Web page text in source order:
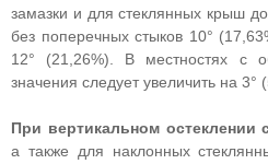
замазки и для стеклянных крыш
без поперечных стыков 10°
12° (21,26%). В местностях с
значения следует увеличить на 3°
При вертикальном
а также для наклонных